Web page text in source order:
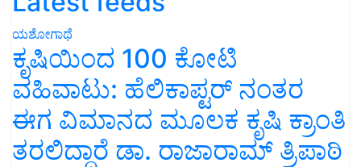
ಯಶೋಗಾಥೆ
ಕೃಷಿಯಿಂದ 100 ಕೋಟಿ
ವಹಿವಾಟು: ಹೆಲಿಕಾಪ್ಟರ್ ನಂತರ
ಈಗ ವಿಮಾನದ ಮೂಲಕ ಕೃಷಿ ಕ್ರಾಂತಿ
ತರಲಿದ್ದಾರೆ ಡಾ. ರಾಜಾರಾಮ್ ತ್ರಿಪಾಠಿ